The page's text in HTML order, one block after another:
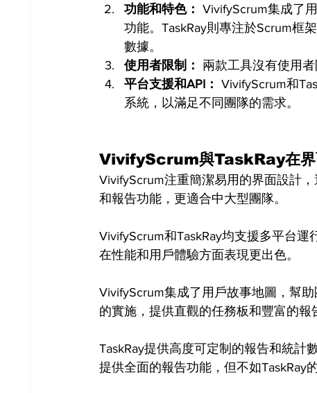
功能和特色： VivifyScrum集成了
功能。TaskRay則專注於Scrum框
數據。
使用者限制：
兩款工具沒有使用
平台支援和API： VivifyScrum和
系統，以滿足不同團隊的需求。
VivifyScrum與TaskRay在界
VivifyScrum注重簡潔易用的界面設計
和報告功能，更適合中大型團隊。
VivifyScrum和TaskRay均支援多平台
在性能和用戶體驗方面表現更出色。
VivifyScrum集成了用戶故事地圖，幫
的實施，提供直觀的任務板和豐富的報
TaskRay提供高度可定制的報告和統計
提供全面的報告功能，但不如TaskRay